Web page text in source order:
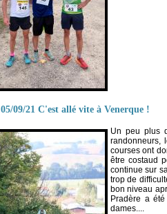
05/09/21 C'est allé vite à Venerque !
Un peu plus
randonneurs,
courses ont
être costaud
continue sur
trop de
bon niveau
Pradère a
dames....